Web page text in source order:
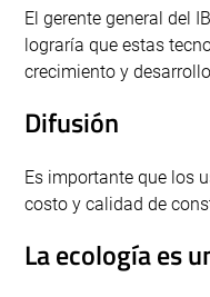
El gerente general del
lograría que estas
crecimiento y
Difusión
Es importante que los
costo y calidad de
La ecología es